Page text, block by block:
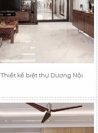
Thiết kế biệt thự Dương Nội